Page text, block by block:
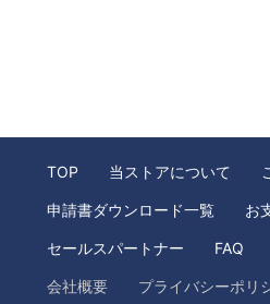
TOP 当ストアについて
申請書ダウンロード一覧 お
セールスパートナー FAQ
会社概要 プライバシーポリ